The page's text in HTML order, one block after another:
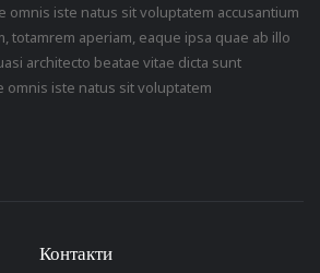
omnis iste natus sit voluptatem accusantium
totamrem aperiam, eaque ipsa quae ab illo
architecto beatae vitae dicta sunt
omnis iste natus sit voluptatem
Контакти